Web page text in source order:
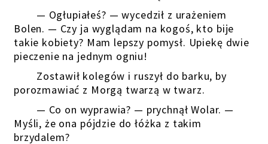
— Ogłupiałeś? — wycedził z urażeniem
Bolen. — Czy ja wyglądam na kogoś, kto bije
takie kobiety? Mam lepszy pomysł. Upiekę dwie
pieczenie na jednym ogniu!
Zostawił kolegów i ruszył do barku, by
porozmawiać z Morgą twarzą w twarz.
— Co on wyprawia? — prychnął Wolar. —
Myśli, że ona pójdzie do łóżka z takim
brzydalem?